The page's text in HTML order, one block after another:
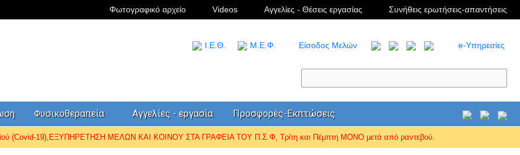
Φωτογραφικό αρχείο Videos Αγγελίες - Θέσεις εργασίας Συνήθεις ερωτήσεις-απαντήσεις
I.Ε.Θ. Μ.Ε.Φ. Είσοδος Μελών e-Υπηρεσίες
Φυσικοθεραπεία Αγγελίες - εργασία Προσφορές-Εκπτώσεις
(Covid-19),ΕΞΥΠΗΡΕΤΗΣΗ ΜΕΛΩΝ ΚΑΙ ΚΟΙΝΟΥ ΣΤΑ ΓΡΑΦΕΙΑ ΤΟΥ Π.Σ.Φ, Τρίτη και Πέμπτη ΜΟΝΟ μετά από ραντεβού.